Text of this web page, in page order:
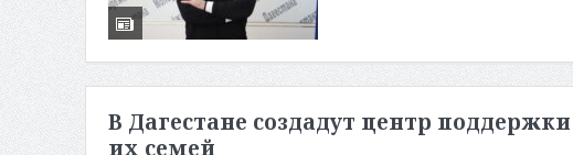
В Дагестане создадут центр
их семей